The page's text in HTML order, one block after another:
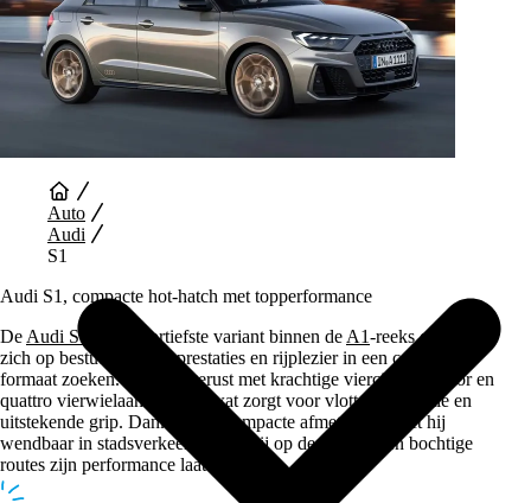
Auto
Audi
S1
Audi S1, compacte hot‑hatch met topperformance
De Audi S1 is de sportiefste variant binnen de A1-reeks en richt
zich op bestuurders die prestaties en rijplezier in een compact
formaat zoeken. Hij is uitgerust met krachtige viercilindermotor en
quattro vierwielaandrijving, wat zorgt voor vlotte acceleratie en
uitstekende grip. Dankzij zijn compacte afmetingen blijft hij
wendbaar in stadsverkeer, terwijl hij op de snelweg en bochtige
routes zijn performance laat zien.